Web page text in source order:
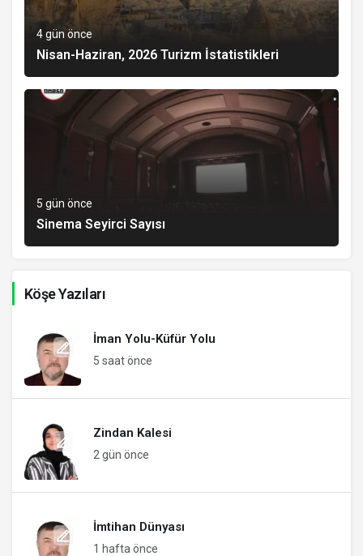
4 gün önce
Nisan-Haziran, 2026 Turizm İstatistikleri
5 gün önce
Sinema Seyirci Sayısı
Köşe Yazıları
İman Yolu-Küfür Yolu
5 saat önce
Zindan Kalesi
2 gün önce
İmtihan Dünyası
1 hafta önce